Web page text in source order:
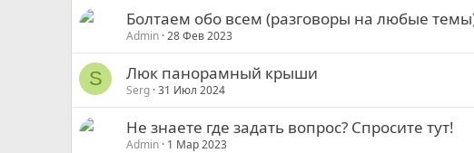
Болтаем обо всем (разговоры на любые
Admin 28 Фев 2023
S Люк панорамный крыши
Serg 31 Июл 2024
Не знаете где задать вопрос? Спросите тут!
Admin 1 Мар 2023